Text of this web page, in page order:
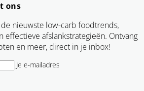
ons
nieuwste low-carb foodtrends,
effectieve afslankstrategieën. Ontvang
en meer, direct in je inbox!
Je e-mailadres